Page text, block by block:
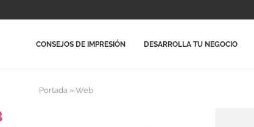
CONSEJOS DE IMPRESIÓN DESARROLLA TU NEGOCIO
Portada» Web